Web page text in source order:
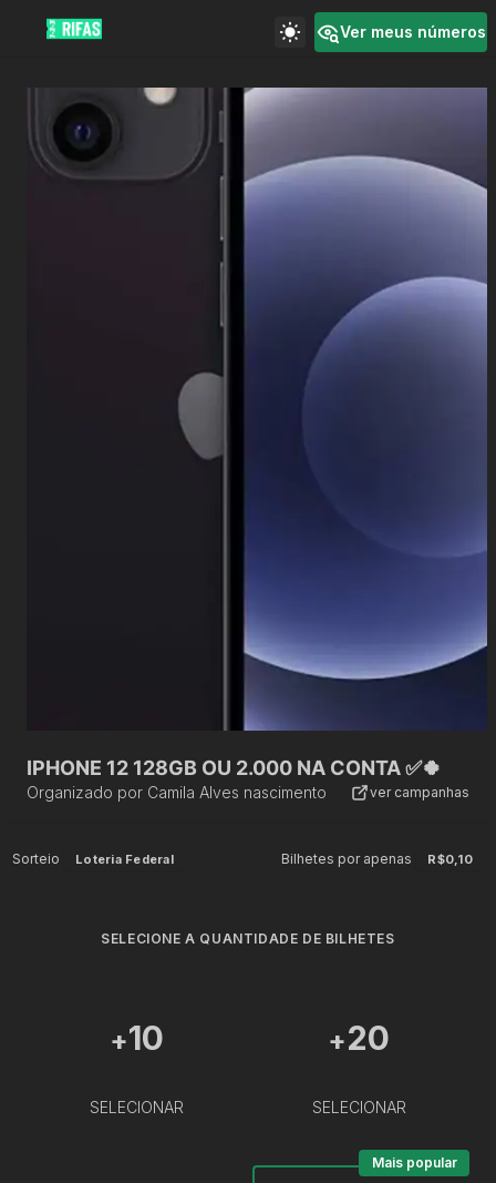
Ver meus números
IPHONE 12 128GB OU 2.000 NA CONTA ✅🍀
Organizado por Camila Alves nascimento ver campanhas
Sorteio Loteria Federal Bilhetes por apenas R$0,10
SELECIONE A QUANTIDADE DE BILHETES
+10
SELECIONAR
+20
SELECIONAR
Mais popular